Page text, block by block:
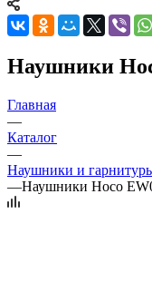
Наушники
Главная
—
Каталог
—
Наушники и
—Наушники Hoco